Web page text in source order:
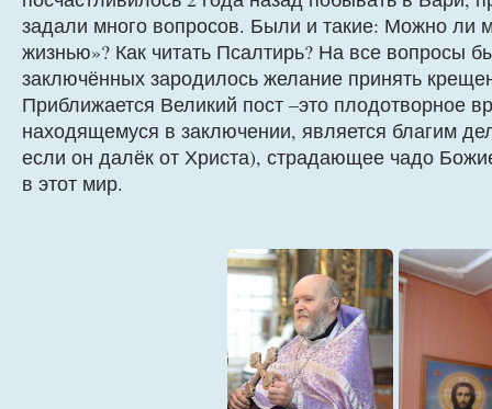
задали много вопросов. Были и такие: Можно ли
жизнью»? Как читать Псалтирь? На все вопросы
заключённых зародилось желание принять
Приближается Великий пост –это
находящемуся в заключении, является благим
если он далёк от Христа), страдающее чадо
в этот мир.